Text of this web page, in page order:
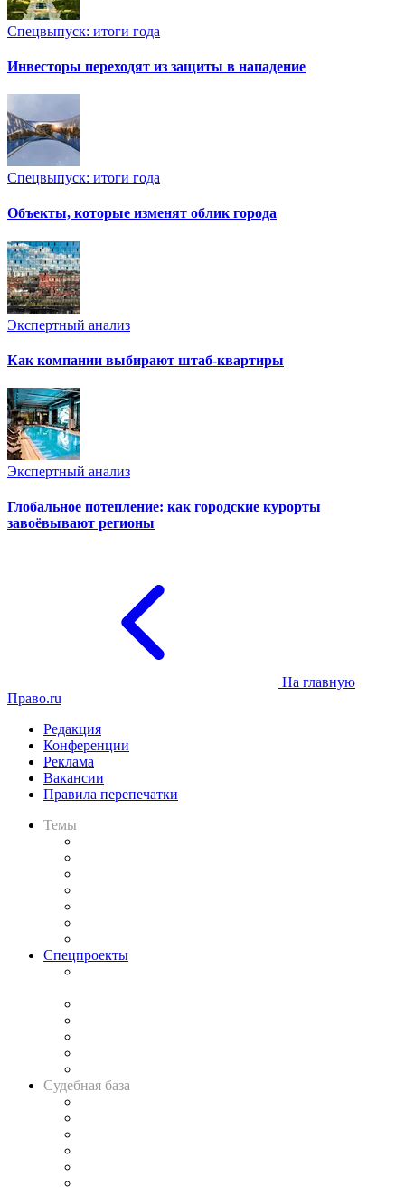
Спецвыпуск: итоги года
Инвесторы переходят из защиты в нападение
Спецвыпуск: итоги года
Объекты, которые изменят облик города
Экспертный анализ
Как компании выбирают штаб-квартиры
Экспертный анализ
Глобальное потепление: как городские курорты
завоёвывают регионы
На главную
Право.ru
Редакция
Конференции
Реклама
Вакансии
Правила перепечатки
Темы
Спецпроекты
Судебная база